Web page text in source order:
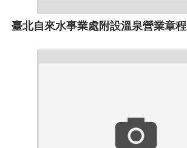
臺北自來水事業處附設溫泉營業章程